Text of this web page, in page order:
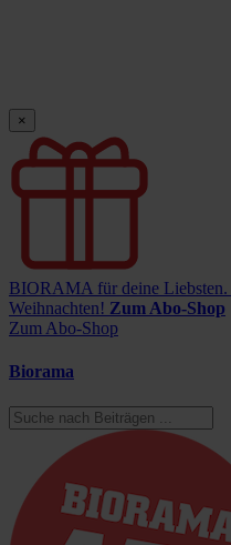
×
BIORAMA für deine Liebsten.
Weihnachten! Zum Abo-Shop
Zum Abo-Shop
Biorama